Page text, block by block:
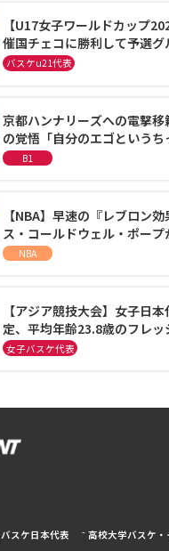
【U17女子ワールドカップ
催国チェコに勝利して予選
通過！準々決勝の相手はエジ
バスケu21代表
京都ハンナリーズへの電撃
の覚悟「自分のエゴという
に、京都に来たわけではない」
B1
【NBA】早速の『レブロン
ス・コールドウェル・ポー
ーズに1年契約で加入
NBA
【アジア競技大会】女子日
定、平均年齢23.8歳のフレ
本開催の大舞台で頂点を狙う
女子バスケ代表
バスケ日本代表 高校大学バスケ・